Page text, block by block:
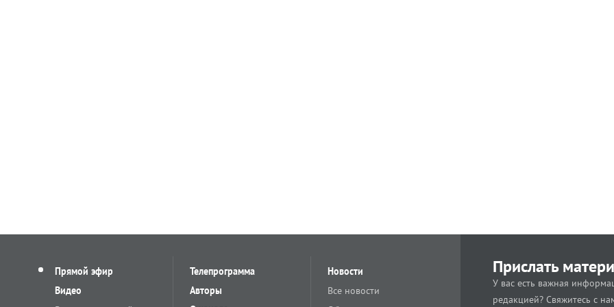
Прямой эфир
Видео
Телепрограмма
Авторы
Новости
Все новости
Прислать
У вас есть важная
редакцией? Свяжитесь с